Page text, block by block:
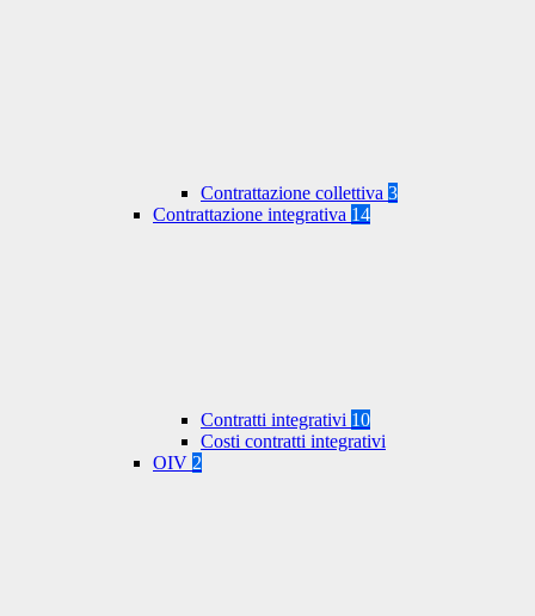
Contrattazione collettiva 3
Contrattazione integrativa 14
Contratti integrativi 10
Costi contratti integrativi
OIV 2